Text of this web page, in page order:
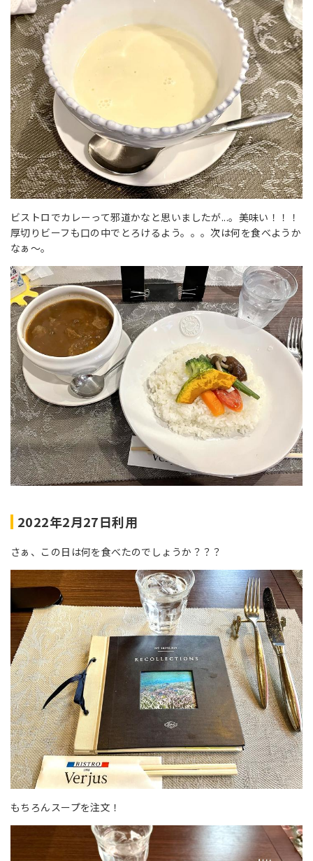
ビストロでカレーって邪道かなと思いましたが...。美味い！！！
厚切りビーフも口の中でとろけるよう。。。次は何を食べようか
なぁ～。
2022年2月27日利用
さぁ、この日は何を食べたのでしょうか？？？
もちろんスープを注文！